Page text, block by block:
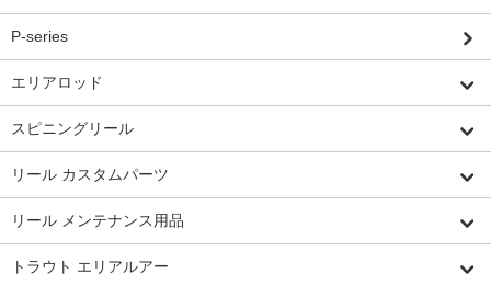
P-series
エリアロッド
スピニングリール
リール カスタムパーツ
リール メンテナンス用品
トラウト エリアルアー